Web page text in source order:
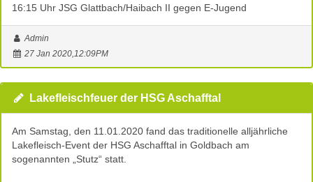
16:15 Uhr JSG Glattbach/Haibach II gegen E-Jugend
Admin
27 Jan 2020,12:09PM
Lakefleischfeuer der HSG Aschafftal
Am Samstag, den 11.01.2020 fand das traditionelle alljährliche
Lakefleisch-Event der HSG Aschafftal in Goldbach am
sogenannten „Stutz“ statt.